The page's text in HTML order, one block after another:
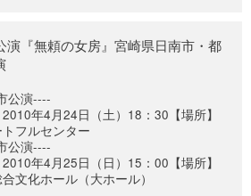
演『無頼の女房』宮崎県日南市・都
公演----
2010年4月24日（土）18：30【場所】
フルセンター
公演----
2010年4月25日（日）15：00【場所】
文化ホール（大ホール）